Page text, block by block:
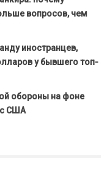
вопросов, чем
иностранцев,
у бывшего топ-
обороны на фоне
с США